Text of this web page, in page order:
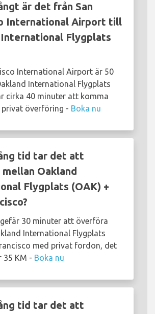
är det från San
International Airport till
Flygplats
International Airport är 50
International Flygplats
cirka 40 minuter att komma
överföring - Boka nu
tid tar det att
Oakland
Flygplats (OAK) +
30 minuter att överföra
International Flygplats
med privat fordon, det
35 KM - Boka nu
tid tar det att